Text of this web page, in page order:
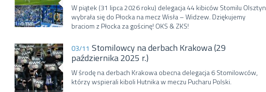
W piątek (31 lipca 2026 roku) delegacja 44 kibiców Stomilu Olsztyn
wybrała się do Płocka na mecz Wisła – Widzew. Dziękujemy
braciom z Płocka za gościnę! OKS & ZKS!
03/11 Stomilowcy na derbach Krakowa (29
października 2025 r.)
W środę na derbach Krakowa obecna delegacja 6 Stomilowców,
którzy wspierali kiboli Hutnika w meczu Pucharu Polski.